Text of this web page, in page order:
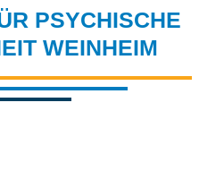
PSYCHISCHE
WEINHEIM